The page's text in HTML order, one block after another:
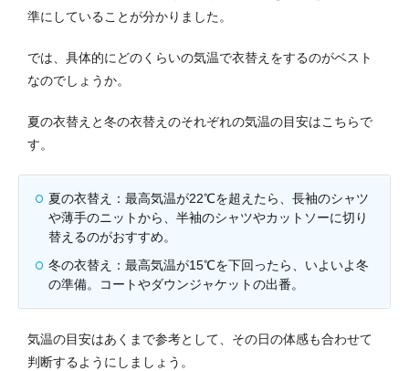
準にしていることが分かりました。
では、具体的にどのくらいの気温で衣替えをするのがベスト
なのでしょうか。
夏の衣替えと冬の衣替えのそれぞれの気温の目安はこちらで
す。
夏の衣替え：最高気温が22℃を超えたら、長袖のシャツ
や薄手のニットから、半袖のシャツやカットソーに切り
替えるのがおすすめ。
冬の衣替え：最高気温が15℃を下回ったら、いよいよ冬
の準備。コートやダウンジャケットの出番。
気温の目安はあくまで参考として、その日の体感も合わせて
判断するようにしましょう。